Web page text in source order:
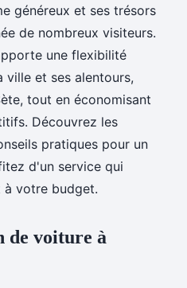
de voiture
et
8 min de lecture
généreux et ses trésors
de nombreux visiteurs.
une flexibilité
ville et ses alentours,
tout en économisant
Découvrez les
pratiques pour un
d'un service qui
à votre budget.
de voiture à